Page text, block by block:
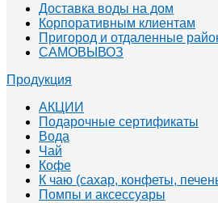
Доставка воды на дом
Корпоративным клиентам
Пригород и отдаленные
САМОВЫВОЗ
Продукция
АКЦИИ
Подарочные сертификаты
Вода
Чай
Кофе
К чаю (сахар, конфеты,
Помпы и аксессуары